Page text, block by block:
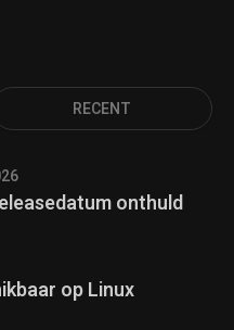
RECENT
onthuld
op Linux